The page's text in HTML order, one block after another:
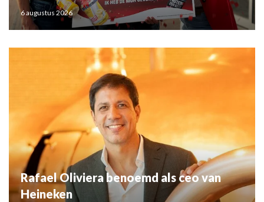
6 augustus 2026
Rafael Oliviera benoemd als ceo van
Heineken